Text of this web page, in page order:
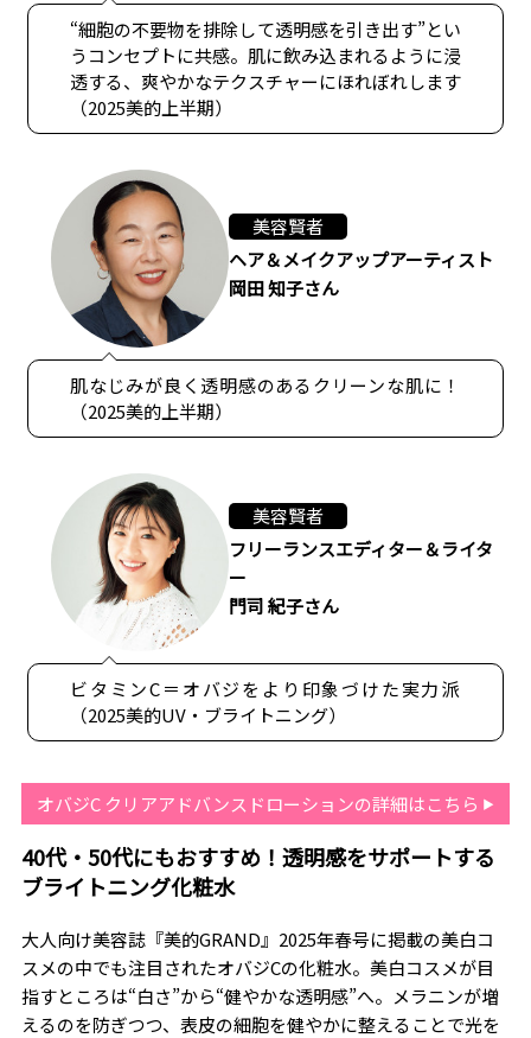
“細胞の不要物を排除して透明感を引き出す”とい
うコンセプトに共感。肌に飲み込まれるように浸
透する、爽やかなテクスチャーにほれぼれします
（2025美的上半期）
美容賢者
ヘア＆メイクアップアーティスト
岡田 知子さん
肌なじみが良く透明感のあるクリーンな肌に！
（2025美的上半期）
美容賢者
フリーランスエディター＆ライタ
ー
門司 紀子さん
ビタミンC＝オバジをより印象づけた実力派
（2025美的UV・ブライトニング）
オバジC クリアアドバンスドローションの詳細はこちら
40代・50代にもおすすめ！透明感をサポートする
ブライトニング化粧水
大人向け美容誌『美的GRAND』2025年春号に掲載の美白コ
スメの中でも注目されたオバジCの化粧水。美白コスメが目
指すところは“白さ”から“健やかな透明感”へ。メラニンが増
えるのを防ぎつつ、表皮の細胞を健やかに整えることで光を